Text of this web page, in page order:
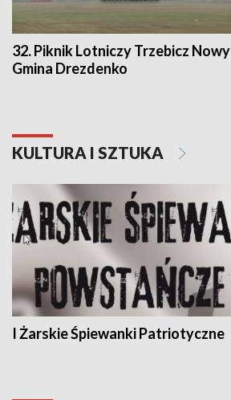
32. Piknik Lotniczy Trzebicz Nowy
Gmina Drezdenko
KULTURA I SZTUKA
I Żarskie Śpiewanki Patriotyczne